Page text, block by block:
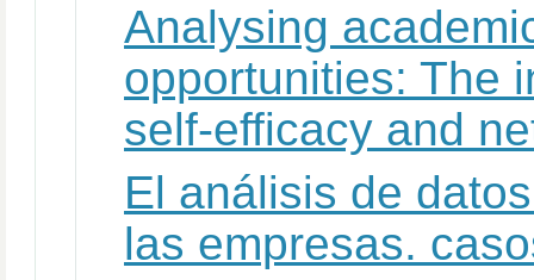
Analysing
opportunities: The
self-efficacy and
El análisis de
las empresas.